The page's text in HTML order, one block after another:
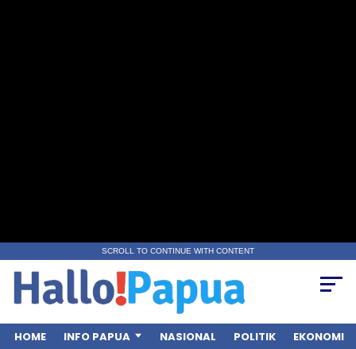
SCROLL TO CONTINUE WITH CONTENT
HOME INFO PAPUA NASIONAL POLITIK EKONOMI